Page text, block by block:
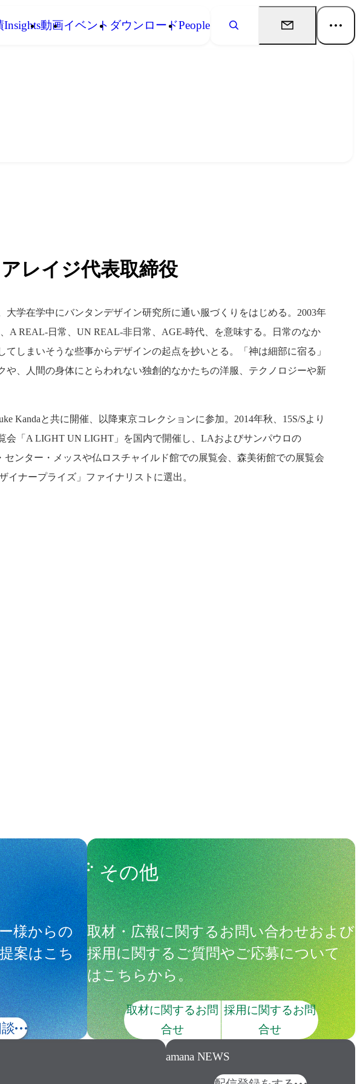
Insights動画イベント ダウンロードPeople
レイジ代表取締役
学在学中にバンタンデザイン研究所に通い服づくりをはじめる。2003年
A REAL-日常、UN REAL-非日常、AGE-時代、を意味する。日常のなか
しまいそうな些事からデザインの起点を抄いとる。「神は細部に宿る」
、人間の身体にとらわれない独創的なかたちの洋服、テクノロジーや新
Kandaと共に開催、以降東京コレクションに参加。2014年秋、15S/Sより
会「A LIGHT UN LIGHT」を国内で開催し、LAおよびサンパウロの
ンター・メッスや仏ロスチャイルド館での展覧会、森美術館での展覧会
ナープライズ」ファイナリストに選出。
様からの
案はこち
その他
取材・広報に関するお問い合わせおよび
採用に関するご質問やご応募について
はこちらから。
取材に関するお問
合せ
採用に関するお問
合せ
amana NEWS